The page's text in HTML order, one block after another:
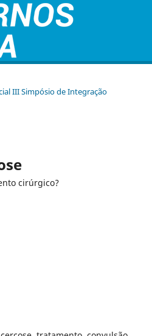
III Simpósio de Integração
cirúrgico?